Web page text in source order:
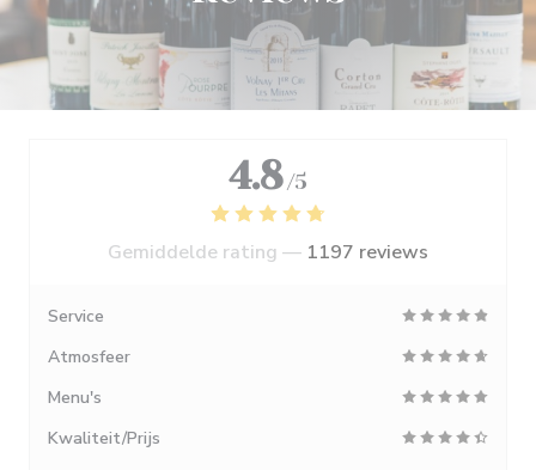
4.8 /5
Gemiddelde rating — 1197 reviews
Service
Atmosfeer
Menu's
Kwaliteit/Prijs